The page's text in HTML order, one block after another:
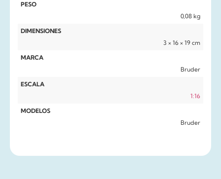
PESO
0,08 kg
DIMENSIONES
3 × 16 × 19 cm
MARCA
Bruder
ESCALA
1:16
MODELOS
Bruder